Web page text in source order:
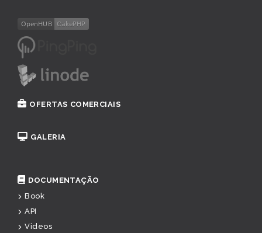
OFERTAS COMERCIAIS
GALERIA
DOCUMENTAÇÃO
Book
API
Videos